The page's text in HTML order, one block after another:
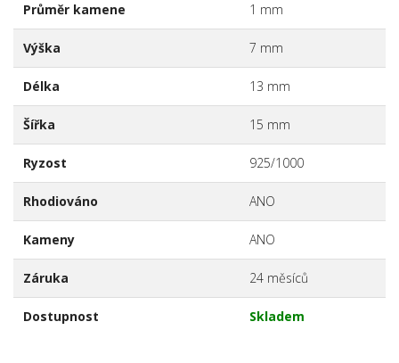
Průměr kamene 1 mm
Výška 7 mm
Délka 13 mm
Šířka 15 mm
Ryzost 925/1000
Rhodiováno ANO
Kameny ANO
Záruka 24 měsíců
Dostupnost Skladem